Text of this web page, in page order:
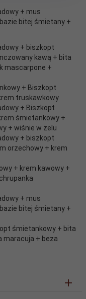
+ mus
bitej śmietany +
+ biszkopt
kawą + bita
mascarpone +
+ Biszkopt
truskawkowy
+ Biszkopt
śmietankowy +
+ wiśnie w żelu
+ biszkopt
orzechowy + krem
+ krem kawowy +
+ mus
bitej śmietany +
śmietankowy + bita
maracuja + beza